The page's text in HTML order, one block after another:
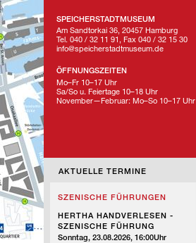
SPEICHERSTADTMUSEUM
Am Sandtorkai 36, 20457 Hamburg
Tel. 040 / 32 11 91, Fax 040 / 32 15 30
info@speicherstadtmuseum.de
ÖFFNUNGSZEITEN
Mo–Fr 10–17 Uhr
Sa/So u. Feiertage 10–18 Uhr
November—Februar: Mo–So 10–17 Uhr
AKTUELLE TERMINE
SZENISCHE FÜHRUNGEN
HERTHA HANDVERLESEN -
SZENISCHE FÜHRUNG
Sonntag, 23.08.2026, 16:00Uhr